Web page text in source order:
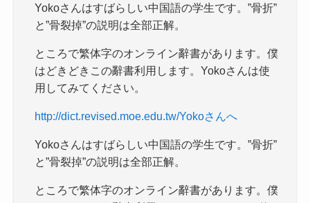
Yokoさんはすばらしい中国語の学生です。”骨折”
と”骨裂掉”の説明は全部正解。
ところで繁体字のオンライン辭書があります。僕
はどきどきこの辭書利用します。Yokoさんは使
用してみてください。
http://dict.revised.moe.edu.tw/Yokoさんへ
Yokoさんはすばらしい中国語の学生です。”骨折”
と”骨裂掉”の説明は全部正解。
ところで繁体字のオンライン辭書があります。僕